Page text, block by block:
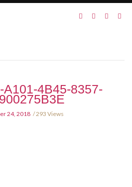
A101-4B45-8357-
24, 2018 293 Views